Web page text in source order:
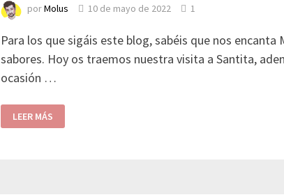
porMolus 10 de mayo de 2022 1
Para los que sigáis este blog, sabéis que nos encanta
sabores. Hoy os traemos nuestra visita a Santita,
ocasión …
LEER MÁS